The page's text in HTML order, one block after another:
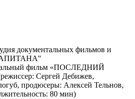
документальных фильмов и
фильм «ПОСЛЕДНИЙ
Сергей Дебижев,
продюсеры: Алексей Тельнов,
80 мин)